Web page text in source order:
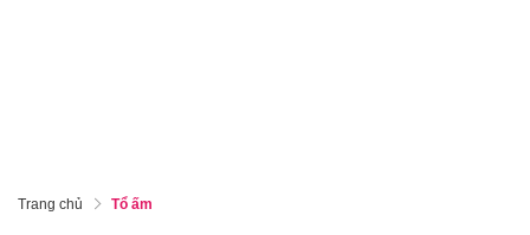
Trang chủ Tổ ấm